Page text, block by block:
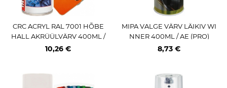
CRC ACRYL RAL 7001 HÕBE
HALL AKRÜÜLVÄRV 400ML /
AE
10,26 €
MIPA VALGE VÄRV LÄIKIV WI
NNER 400ML / AE (PRO)
8,73 €